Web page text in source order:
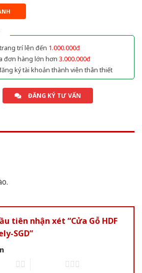
trí lên đến 1.000.000đ
đơn hàng lớn hơn 3.000.000đ
ký tài khoản thành viên thân thiết
ĐĂNG KÝ TƯ VẤN
tiên nhận xét “Cửa Gỗ HDF
SGD”